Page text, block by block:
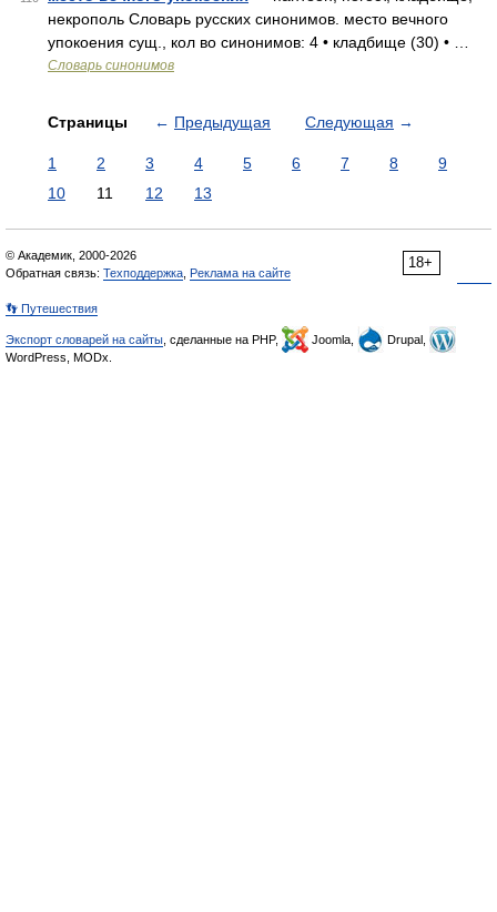
некрополь Словарь русских синонимов. место вечного
упокоения сущ., кол во синонимов: 4 • кладбище (30) • …
Словарь синонимов
Страницы ← Предыдущая Следующая →
1 2 3 4 5 6 7 8
9
10
11 12 13
18+
© Академик, 2000-2026
Обратная связь: Техподдержка Реклама на сайте
👣 Путешествия
Экспорт словарей на сайты , сделанные на PHP, Joomla,
Drupal,
WordPress, MODx.